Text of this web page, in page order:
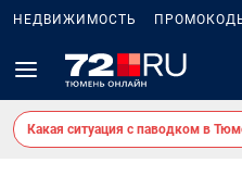
НЕДВИЖИМОСТЬ
Какая ситуация с паводком в